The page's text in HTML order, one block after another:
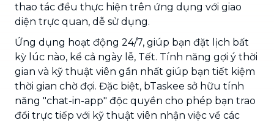
thao tác đều thực hiện trên ứng dụng với giao
diện trực quan, dễ sử dụng.
Ứng dụng hoạt động 24/7, giúp bạn đặt lịch bất
kỳ lúc nào, kể cả ngày lễ, Tết. Tính năng gợi ý thời
gian và kỹ thuật viên gần nhất giúp bạn tiết kiệm
thời gian chờ đợi. Đặc biệt, bTaskee sở hữu tính
năng "chat-in-app" độc quyền cho phép bạn trao
đổi trực tiếp với kỹ thuật viên nhận việc về các